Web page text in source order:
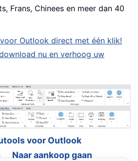
Frans, Chinees en meer dan 40
Outlook direct met één klik!
nu en verhoog uw
voor Outlook
Naar aankoop gaan